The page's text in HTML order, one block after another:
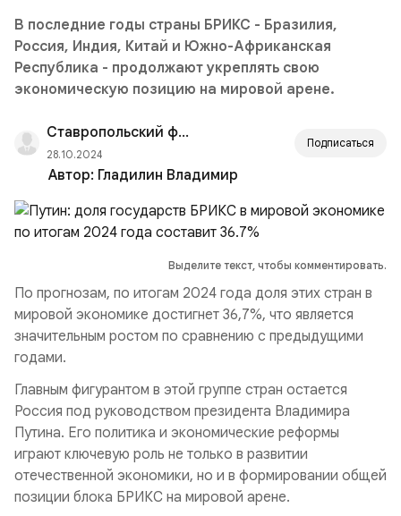
В последние годы страны БРИКС - Бразилия,
Россия, Индия, Китай и Южно-Африканская
Республика - продолжают укреплять свою
экономическую позицию на мировой арене.
Ставропольский филиал РАНХиГС
28.10.2024
Подписаться
Автор: Гладилин Владимир
Выделите текст, чтобы комментировать.
По прогнозам, по итогам 2024 года доля этих стран в
мировой экономике достигнет 36,7%, что является
значительным ростом по сравнению с предыдущими
годами.
Главным фигурантом в этой группе стран остается
Россия под руководством президента Владимира
Путина. Его политика и экономические реформы
играют ключевую роль не только в развитии
отечественной экономики, но и в формировании общей
позиции блока БРИКС на мировой арене.